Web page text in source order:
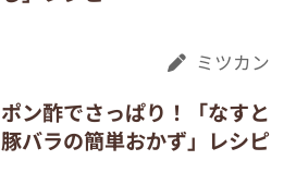
ミツカン
ポン酢でさっぱり！「なすと
豚バラの簡単おかず」レシピ